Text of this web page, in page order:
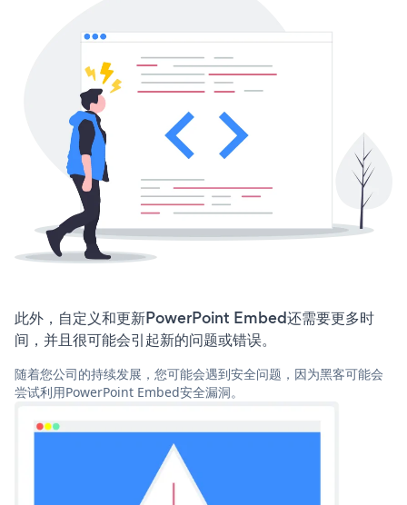
此外，自定义和更新PowerPoint Embed还需要更多时
间，并且很可能会引起新的问题或错误。
随着您公司的持续发展，您可能会遇到安全问题，因为黑客可能会
尝试利用PowerPoint Embed安全漏洞。